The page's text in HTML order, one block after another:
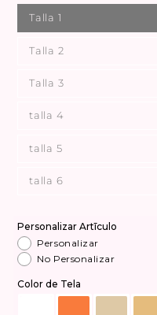
Talla 1
Talla 2
Talla 3
talla 4
talla 5
talla 6
Personalizar Artīculo
Personalizar
No Personalizar
Color de Tela